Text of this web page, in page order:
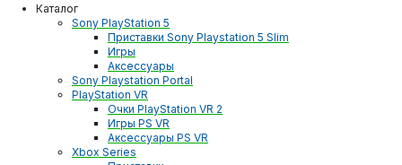
Каталог
Sony PlayStation 5
Приставки Sony Playstation 5 Slim
Игры
Аксессуары
Sony Playstation Portal
PlayStation VR
Очки PlayStation VR 2
Игры PS VR
Аксессуары PS VR
Xbox Series